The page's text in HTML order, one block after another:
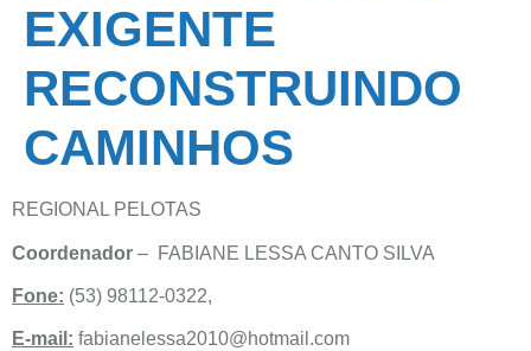
EXIGENTE
RECONSTRUINDO
CAMINHOS
REGIONAL PELOTAS
Coordenador – FABIANE LESSA CANTO SILVA
Fone: (53) 98112-0322,
E-mail: fabianelessa2010@hotmail.com